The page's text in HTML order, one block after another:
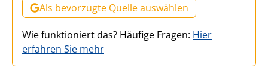
Als bevorzugte Quelle auswählen
Wie funktioniert das? Häufige Fragen: Hier
erfahren Sie mehr